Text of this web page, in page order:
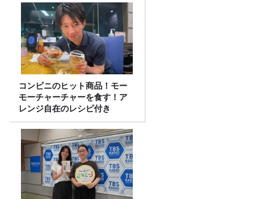
コンビニのヒット商品！モー
モーチャーチャーを食す！ア
レンジ自在のレシピ付き